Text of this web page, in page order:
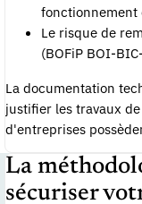
fonctionnement
Le risque de
(BOFiP BOI-
La documentation
justifier les travaux
d'entreprises
La
sécuriser